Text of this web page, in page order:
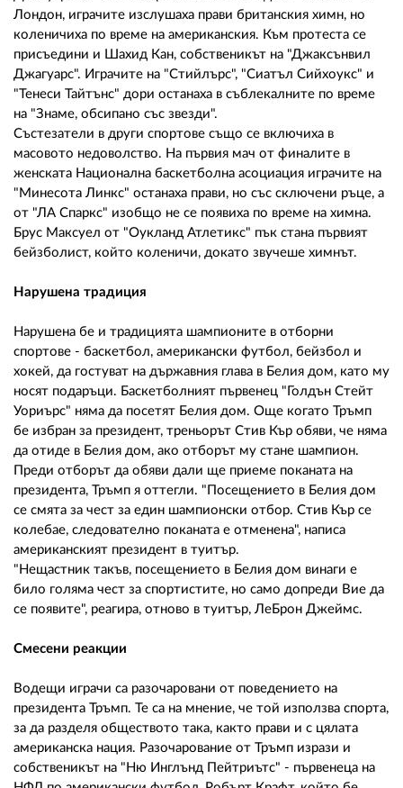
Лондон, играчите изслушаха прави британския химн, но
коленичиха по време на американския. Към протеста се
присъедини и Шахид Кан, собственикът на "Джаксънвил
Джагуарс". Играчите на "Стийлърс", "Сиатъл Сийхоукс" и
"Тенеси Тайтънс" дори останаха в съблекалните по време
на "Знаме, обсипано със звезди".
Състезатели в други спортове също се включиха в
масовото недоволство. На първия мач от финалите в
женската Национална баскетболна асоциация играчите на
"Минесота Линкс" останаха прави, но със сключени ръце, а
от "ЛА Спаркс" изобщо не се появиха по време на химна.
Брус Максуел от "Оукланд Атлетикс" пък стана първият
бейзболист, който коленичи, докато звучеше химнът.
Нарушена традиция
Нарушена бе и традицията шампионите в отборни
спортове - баскетбол, американски футбол, бейзбол и
хокей, да гостуват на държавния глава в Белия дом, като му
носят подаръци. Баскетболният първенец "Голдън Стейт
Уориърс" няма да посетят Белия дом. Още когато Тръмп
бе избран за президент, треньорът Стив Кър обяви, че няма
да отиде в Белия дом, ако отборът му стане шампион.
Преди отборът да обяви дали ще приеме поканата на
президента, Тръмп я оттегли. "Посещението в Белия дом
се смята за чест за един шампионски отбор. Стив Кър се
колебае, следователно поканата е отменена", написа
американският президент в туитър.
"Нещастник такъв, посещението в Белия дом винаги е
било голяма чест за спортистите, но само допреди Вие да
се появите", реагира, отново в туитър, ЛеБрон Джеймс.
Смесени реакции
Водещи играчи са разочаровани от поведението на
президента Тръмп. Те са на мнение, че той използва спорта,
за да разделя обществото така, както прави и с цялата
американска нация. Разочарование от Тръмп изрази и
собственикът на "Ню Инглънд Пейтриътс" - първенеца на